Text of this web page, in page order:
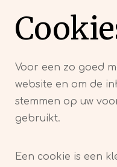
Voor een zo goed
website en om de
stemmen op uw
gebruikt.
Een cookie is een